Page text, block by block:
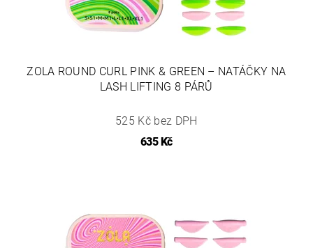
ZOLA ROUND CURL PINK & GREEN – NATÁČKY NA
LASH LIFTING 8 PÁRŮ
525 Kč bez DPH
635 Kč